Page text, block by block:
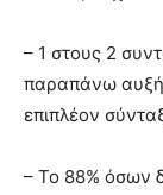
– 1 στους 2
παραπάνω
επιπλέον
– Το 88% όσων